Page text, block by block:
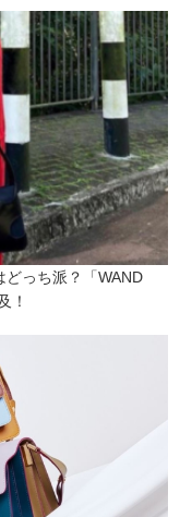
どっち派？「WAND
！